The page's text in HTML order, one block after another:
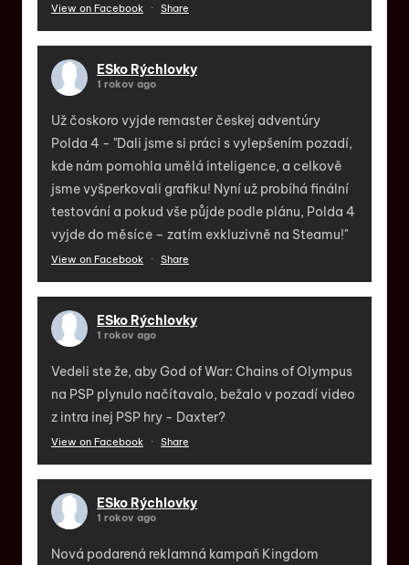
View on Facebook · Share
ESko Rýchlovky
1 rokov ago
Už čoskoro vyjde remaster českej adventúry
Polda 4 - "Dali jsme si práci s vylepšením pozadí,
kde nám pomohla umělá inteligence, a celkově
jsme vyšperkovali grafiku! Nyní už probíhá finální
testování a pokud vše půjde podle plánu, Polda 4
vyjde do měsíce – zatím exkluzivně na Steamu!"
View on Facebook · Share
ESko Rýchlovky
1 rokov ago
Vedeli ste že, aby God of War: Chains of Olympus
na PSP plynulo načítavalo, bežalo v pozadí video
z intra inej PSP hry - Daxter?
View on Facebook · Share
ESko Rýchlovky
1 rokov ago
Nová podarená reklamná kampaň Kingdom